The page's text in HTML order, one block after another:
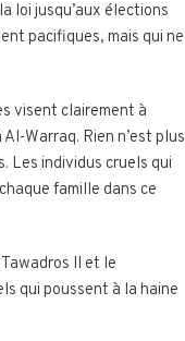
loi jusqu’aux élections
pacifiques, mais qui ne
visent clairement à
Warraq. Rien n’est plus
Les individus cruels qui
famille dans ce
II et le
qui poussent à la haine